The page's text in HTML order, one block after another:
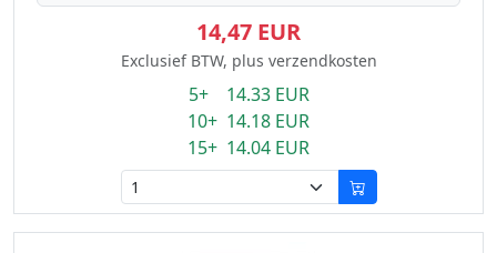
14,47 EUR
Exclusief BTW, plus verzendkosten
5+ 14.33 EUR
10+ 14.18 EUR
15+ 14.04 EUR